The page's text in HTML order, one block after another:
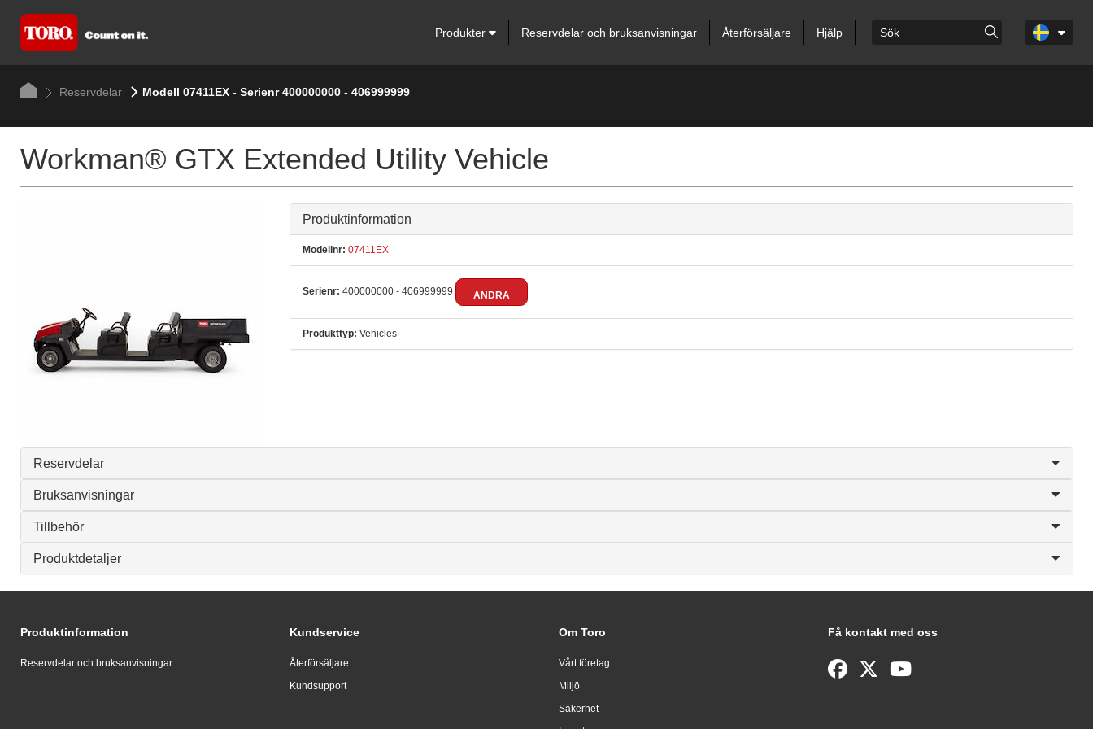
Produkter Reservdelar och bruksanvisningar Återförsäljare Hjälp
Reservdelar Modell 07411EX - Serienr 400000000 - 406999999
Workman® GTX Extended Utility Vehicle
Produktinformation
Modellnr: 07411EX
Serienr: 400000000 - 406999999 ÄNDRA
Produkttyp: Vehicles
Reservdelar
Bruksanvisningar
Tillbehör
Produktdetaljer
Produktinformation
Reservdelar och bruksanvisningar
Kundservice
Återförsäljare
Kundsupport
Om Toro
Vårt företag
Miljö
Säkerhet
Få kontakt med oss